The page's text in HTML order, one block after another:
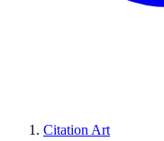
Citation Art